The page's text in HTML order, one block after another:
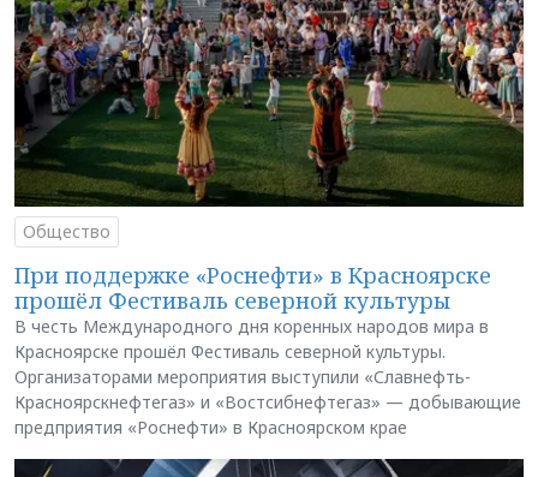
Общество
При поддержке «Роснефти» в Красноярске
прошёл Фестиваль северной культуры
В честь Международного дня коренных народов мира в
Красноярске прошёл Фестиваль северной культуры.
Организаторами мероприятия выступили «Славнефть-
Красноярскнефтегаз» и «Востсибнефтегаз» — добывающие
предприятия «Роснефти» в Красноярском крае